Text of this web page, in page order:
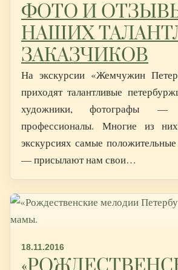
ФОТО И
НАШИХ
ЗАКАЗЧИКОВ
На экскурсии «Жемчужин
приходят талантливые
художники, фотографы
профессионалы. Многие из
экскурсиях самые
— присылают нам свои…
18.11.2016